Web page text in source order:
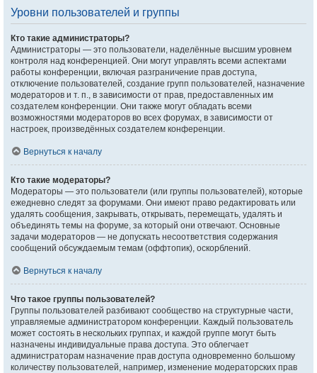
Уровни пользователей и группы
Кто такие администраторы?
Администраторы — это пользователи, наделённые высшим уровнем
контроля над конференцией. Они могут управлять всеми аспектами
работы конференции, включая разграничение прав доступа,
отключение пользователей, создание групп пользователей, назначение
модераторов и т. п., в зависимости от прав, предоставленных им
создателем конференции. Они также могут обладать всеми
возможностями модераторов во всех форумах, в зависимости от
настроек, произведённых создателем конференции.
Вернуться к началу
Кто такие модераторы?
Модераторы — это пользователи (или группы пользователей), которые
ежедневно следят за форумами. Они имеют право редактировать или
удалять сообщения, закрывать, открывать, перемещать, удалять и
объединять темы на форуме, за который они отвечают. Основные
задачи модераторов — не допускать несоответствия содержания
сообщений обсуждаемым темам (оффтопик), оскорблений.
Вернуться к началу
Что такое группы пользователей?
Группы пользователей разбивают сообщество на структурные части,
управляемые администратором конференции. Каждый пользователь
может состоять в нескольких группах, и каждой группе могут быть
назначены индивидуальные права доступа. Это облегчает
администраторам назначение прав доступа одновременно большому
количеству пользователей, например, изменение модераторских прав